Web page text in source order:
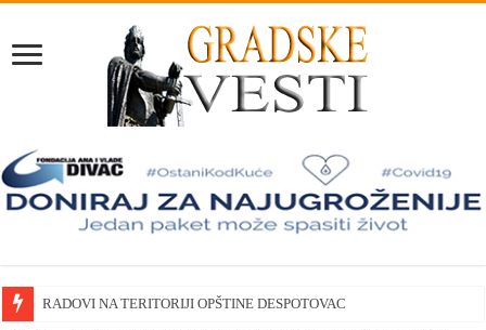
RADOVI NA TERITORIJI OPŠTINE DESPOTOVAC